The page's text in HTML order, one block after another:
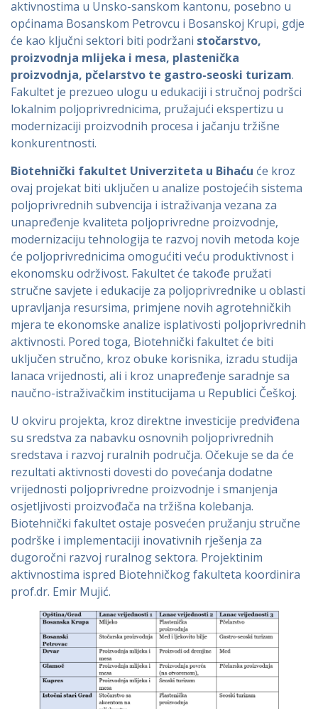
aktivnostima u Unsko-sanskom kantonu, posebno u
općinama Bosanskom Petrovcu i Bosanskoj Krupi, gdje
će kao ključni sektori biti podržani stočarstvo,
proizvodnja mlijeka i mesa, plastenička
proizvodnja, pčelarstvo te gastro-seoski turizam.
Fakultet je prezueo ulogu u edukaciji i stručnoj podršci
lokalnim poljoprivrednicima, pružajući ekspertizu u
modernizaciji proizvodnih procesa i jačanju tržišne
konkurentnosti.
Biotehnički fakultet Univerziteta u Bihaću će kroz
ovaj projekat biti uključen u analize postojećih sistema
poljoprivrednih subvencija i istraživanja vezana za
unapređenje kvaliteta poljoprivredne proizvodnje,
modernizaciju tehnologija te razvoj novih metoda koje
će poljoprivrednicima omogućiti veću produktivnost i
ekonomsku održivost. Fakultet će takođe pružati
stručne savjete i edukacije za poljoprivrednike u oblasti
upravljanja resursima, primjene novih agrotehničkih
mjera te ekonomske analize isplativosti poljoprivrednih
aktivnosti. Pored toga, Biotehnički fakultet će biti
uključen stručno, kroz obuke korisnika, izradu studija
lanaca vrijednosti, ali i kroz unapređenje saradnje sa
naučno-istraživačkim institucijama u Republici Češkoj.
U okviru projekta, kroz direktne investicije predviđena
su sredstva za nabavku osnovnih poljoprivrednih
sredstava i razvoj ruralnih područja. Očekuje se da će
rezultati aktivnosti dovesti do povećanja dodatne
vrijednosti poljoprivredne proizvodnje i smanjenja
osjetljivosti proizvođača na tržišna kolebanja.
Biotehnički fakultet ostaje posvećen pružanju stručne
podrške i implementaciji inovativnih rješenja za
dugoročni razvoj ruralnog sektora. Projektinim
aktivnostima ispred Biotehničkog fakulteta koordinira
prof.dr. Emir Mujić.